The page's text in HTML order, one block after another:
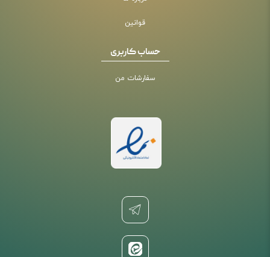
قوانین
حساب کاربری
سفارشات من